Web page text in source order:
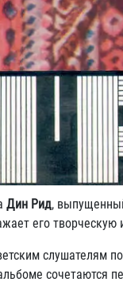
Дин Рид,
его
слушателям
сочетаются